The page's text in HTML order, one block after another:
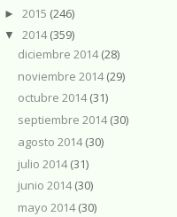
► 2015 (246)
▼ 2014(359)
diciembre 2014(28)
noviembre 2014(29)
octubre 2014(31)
septiembre 2014(30)
agosto 2014(30)
julio 2014(31)
junio 2014(30)
mayo 2014(30)